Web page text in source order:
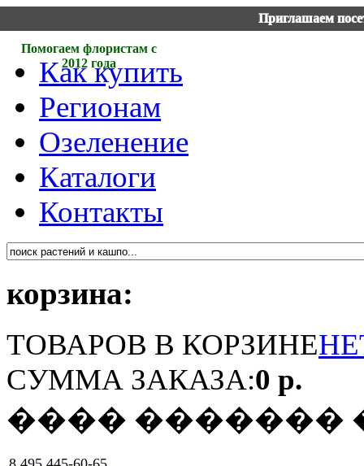
Приглашаем
Помогаем флористам с
2012 года
Как купить
Регионам
Озеленение
Каталоги
Контакты
корзина:
ТОВАРОВ В КОРЗИНЕ
СУММА ЗАКАЗА:0 р.
���� �������